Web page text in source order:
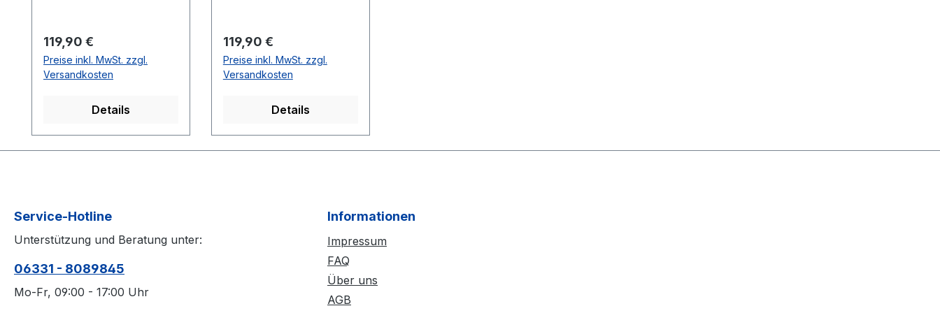
Druckknopfschnalle für
perfekten Halt. Der feine
Glanz und das feminine
idealen Brautschuh für
jeden Stil.
Regulärer Preis:
119,90 €
Preise inkl. MwSt. zzgl.
Versandkosten
Details
Regulärer Preis:
119,90 €
Preise inkl. MwSt. zzgl.
Versandkosten
Details
Service-Hotline
Unterstützung und Beratung unter:
06331 - 8089845
Mo-Fr, 09:00 - 17:00 Uhr
Informationen
Impressum
FAQ
Über uns
AGB